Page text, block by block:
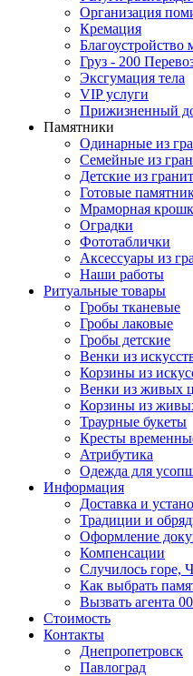
Организация
Кремация
Благоустройство
Груз - 200
Эксгумация тела
VIP услуги
Прижизненный
Памятники
Одинарные из
Семейные из
Детские из
Готовые
Мраморная
Оградки
Фототаблички
Аксессуары из
Наши работы
Ритуальные товары
Гробы тканевые
Гробы лаковые
Гробы детские
Венки из
Корзины из
Венки из живых
Корзины из
Траурные букеты
Кресты
Атрибутика
Одежда для
Информация
Доставка и
Традиции и
Оформление
Компенсации
Случилось горе,
Как выбрать
Вызвать агента
Стоимость
Контакты
Днепропетровск
Павлоград